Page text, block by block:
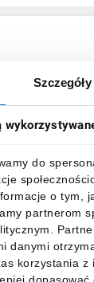
Szczegóły
do
o tym,
partnerom
danymi
korzystania z
naszą